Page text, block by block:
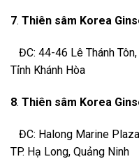
7. Thiên sâm Korea
ĐC: 44-46 Lê Thánh
Tỉnh Khánh Hòa
8. Thiên sâm Korea
ĐC: Halong Marine
TP. Hạ Long, Quảng Ninh